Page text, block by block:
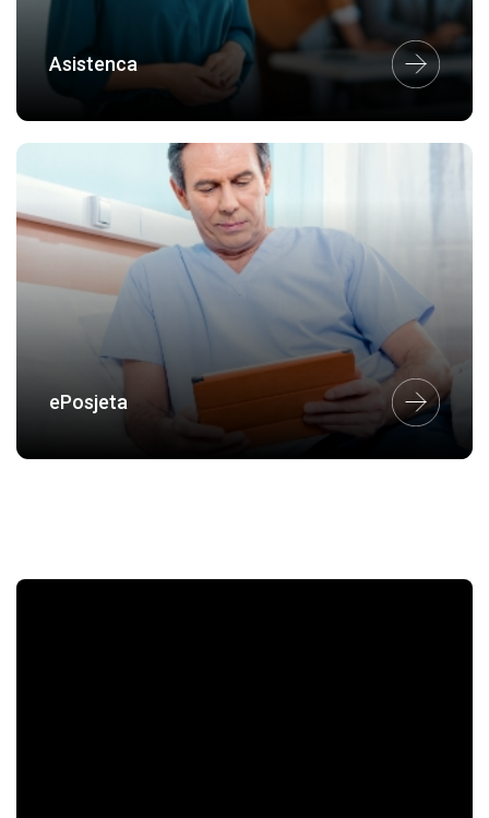
Asistenca
ePosjeta